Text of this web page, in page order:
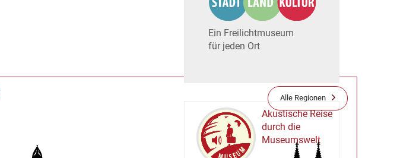
Alle Regionen
Ein Freilichtmuseum
für jeden Ort
EUM
Akustische Reise
durch die
Museumswelt